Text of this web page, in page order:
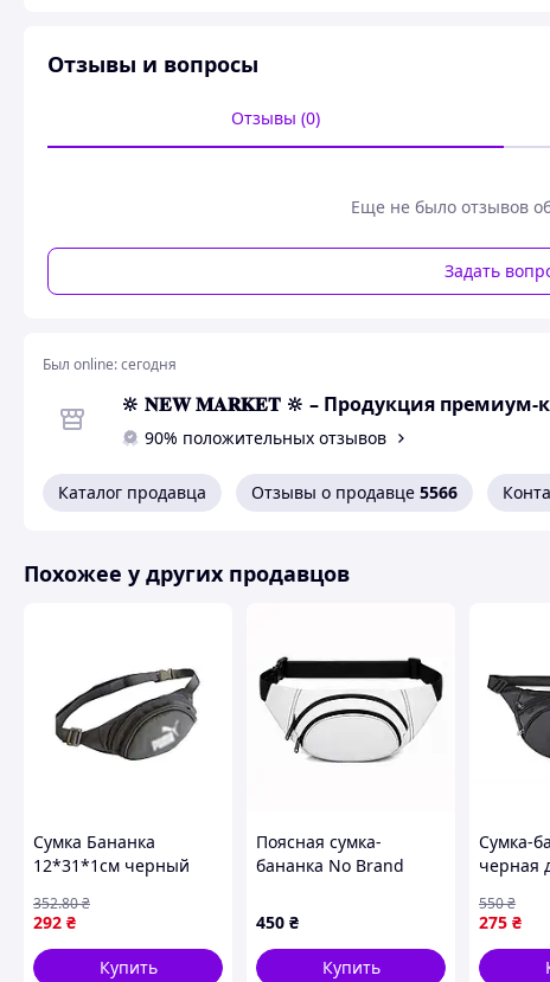
Форма
Отзывы и вопросы
Отзывы (0)
Еще не было отзывов
Задать
Был online:сегодня
🔆 𝐍𝐄𝐖 𝐌𝐀𝐑𝐊𝐄𝐓 🔆 – Продукция премиум-
90% положительных отзывов
Каталог продавца Отзывы о продавце 5566
Похожее у других продавцов
Сумка Бананка
12*31*1см черный
УКРАИНА
292 ₴
352.80₴
Купить
Поясная сумка-
бананка No Brand
(5150)
450 ₴
Купить
Сумка-
черная
275 ₴
550₴